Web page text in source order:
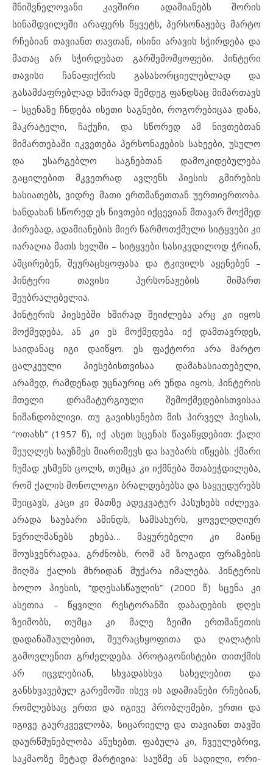
მნიშვნელოვანი კავშირი ადამიანებს შორის
სინამდვილეში არაფერს წყვეტს, პერსონაჟებც მარტო
რჩებიან თავიანთ თავთან, ისინი არავის სჭირდება და
მათაც არ სჭირდებათ გარშემომყოფები. პინტერი
თავისი ჩანაფიქრის გასახორციელებლად და
გასამძაფრებლად ხშირად შემდეგ ფანდსაც მიმართავს
– სცენაზე ჩნდება ისეთი საგნები, როგორებიცაა დანა,
მაკრატელი, ჩაქუჩი, და სწორედ ამ ნივთებთან
მიმართებაში იკვეთება პერსონაჟების სახეები, უსულო
და უსარგებლო საგნებთან დამოკიდებულება
გაცილებით მკვეთრად ავლენს პიესის გმირების
ხასიათებს, ვიდრე მათი ერთმანეთთან უერთიერთობა.
ხანდახან სწორედ ეს ნივთები იქცევიან მთავარ მოქმედ
პირებად, ადამიანების მიერ წარმოთქმული სიტყვები კი
იარაღია მათს ხელში – სიტყვები სასიკვდილოდ ჭრიან,
ამცირებენ, შეურაცხყოფასა და ტკივილს აყენებენ –
პინტერი თავისი პერსონაჟების მიმართ
შეუბრალებელია.
პინტერის პიესებში ხშირად შეიძლება არც კი იყოს
მოქმედება, ან კი ეს მოქმედება იქ დამთავრდეს,
საიდანაც იგი დაიწყო. ეს ფაქტორი არა მარტო
ცალკეული პიესებისთვისაა დამახასიათებელი,
არამედ, რამდენად უცნაურიც არ უნდა იყოს, პინტერის
მთელი დრამატურგიული შემოქმედებისთვისაა
ნიშანდობლივი. თუ გავიხსენებთ მის პირველ პიესას,
“ოთახს” (1957 წ), იქ ასეთ სცენას წავაწყდებით: ქალი
მეუღლეს საუზმეს მიართმევს და საუბარს იწყებს. ქმარი
ჩუმად უსმენს ცოლს, თუმცა კი იქმნება შთაბეჭდილება,
რომ ქალის მონოლოგი ბრალდებებსა და საყვედურებს
შეიცავს, კაცი კი მათზე ადეკვატურ პასუხებს იძლევა.
არადა საუბარი ამინდს, სამსახურს, ყოველდღიურ
წვრილმანებს ეხება… მაყურებელი კი მაინც
მოუსვენრადაა, გრძნობს, რომ ამ ზოგადი ფრაზების
მიღმა ქალის მხრიდან მუქარა იმალება. პინტერის
ბოლო პიესის, “დღესასწაულის” (2000 წ) სცენა კი
ასეთია – წყვილი რესტორანში დაბადების დღეს
ზეიმობს, თუმცა კი მალე ზეიმი ერთმანეთის
დადანაშაულებით, შეურაცხყოფითა და ღალატის
გამოვლენით გრძელდება. პროტაგონისტები თითქმის
არ იცვლებიან, სხვადასხვა სახელებით და
განსხვავებულ გარემოში ისევ ის ადამიანები რჩებიან,
რომლებსაც ერთი და იგივე პრობლემები, ერთი და
იგივე გაურკვევლობა, სიცარიელე და თავიანთ თავში
დაურწმუნებლობა აწუხებთ. ფაბულა კი, ჩვეულებრივ,
საკმაოზე მეტად მარტივია: საუზმე ან სადილი, ორი-